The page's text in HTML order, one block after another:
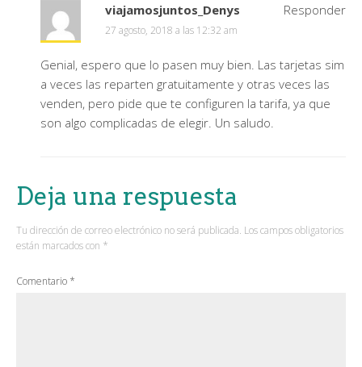
viajamosjuntos_Denys
27 agosto, 2018 a las 12:32 am
Genial, espero que lo pasen muy bien. Las tarjetas sim
a veces las reparten gratuitamente y otras veces las
venden, pero pide que te configuren la tarifa, ya que
son algo complicadas de elegir. Un saludo.
Responder
Deja una respuesta
Tu dirección de correo electrónico no será publicada. Los campos obligatorios
están marcados con *
Comentario *